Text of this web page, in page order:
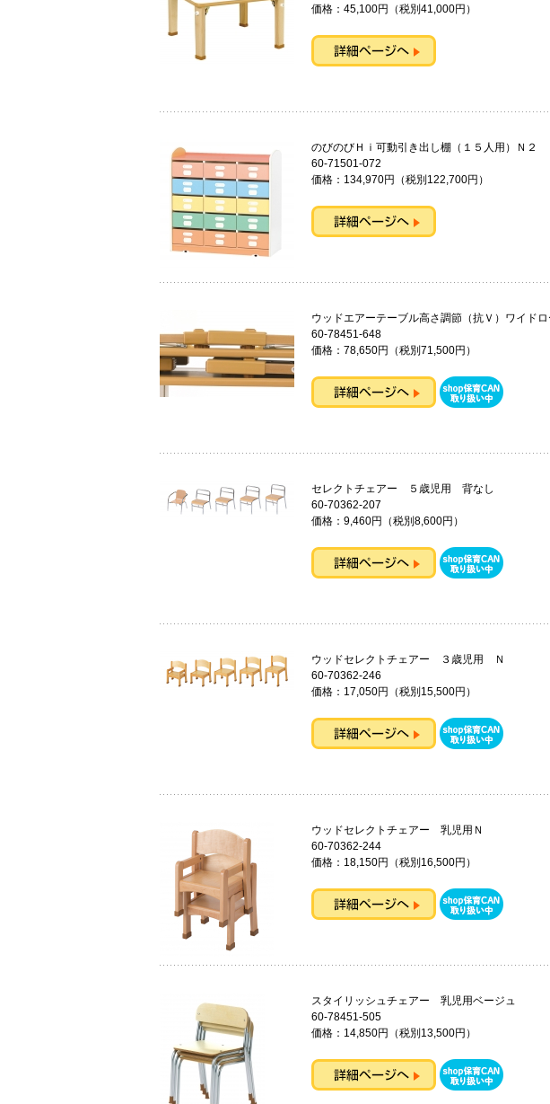
価格：45,100円（税別41,000円）
のびのびＨｉ可動引き出し棚（１５人用）Ｎ２
60-71501-072
価格：134,970円（税別122,700円）
ウッドエアーテーブル高さ調節（抗Ｖ）ワイド
60-78451-648
価格：78,650円（税別71,500円）
セレクトチェアー ５歳児用 背な
60-70362-207
価格：9,460円（税別8,600円）
ウッドセレクトチェアー ３歳児用
60-70362-246
価格：17,050円（税別15,500円）
ウッドセレクトチェアー 乳児用
60-70362-244
価格：18,150円（税別16,500円）
スタイリッシュチェアー 乳児用ベージュ
60-78451-505
価格：14,850円（税別13,500円）